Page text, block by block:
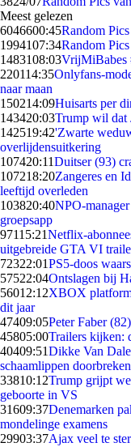
Meest gelezen
6046600:45Random
1994107:34Random
1483108:03VrijMiBabes
220114:35Onlyfans-
naar maan
150214:09Huisarts per
143420:03Trump wil dat
142519:42'Zwarte
overlijdensuitkering
107420:11Duitser (93)
107218:20Zangeres en
leeftijd overleden
103820:40NPO-
groepsapp
97115:21Netflix-
uitgebreide GTA VI
72322:01PS5-doos
57522:04Ontslagen bij
56012:12XBOX
dit jaar
47409:05Peter Faber
45805:00Trailers kijken:
40409:51Dikke Van
schaamlippen
33810:12Trump grijpt
geboorte in VS
31609:37Denemarken
mondelinge examens
29903:37Ajax veel te